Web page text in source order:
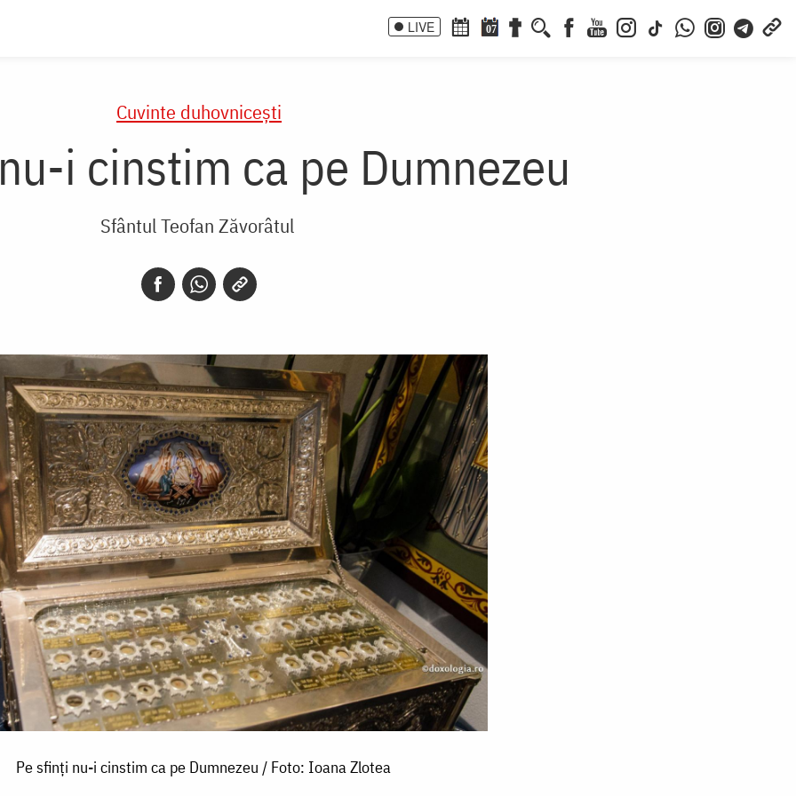
LIVE 07
Cuvinte duhovnicești
i cinstim ca pe Dumnezeu
Sfântul Teofan Zăvorâtul
Pe sfinți nu-i cinstim ca pe Dumnezeu / Foto: Ioana Zlotea